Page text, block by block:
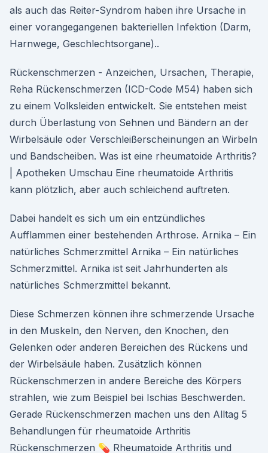
als auch das Reiter-Syndrom haben ihre Ursache in
einer vorangegangenen bakteriellen Infektion (Darm,
Harnwege, Geschlechtsorgane)..
Rückenschmerzen - Anzeichen, Ursachen, Therapie,
Reha Rückenschmerzen (ICD-Code M54) haben sich
zu einem Volksleiden entwickelt. Sie entstehen meist
durch Überlastung von Sehnen und Bändern an der
Wirbelsäule oder Verschleißerscheinungen an Wirbeln
und Bandscheiben. Was ist eine rheumatoide Arthritis?
| Apotheken Umschau Eine rheumatoide Arthritis
kann plötzlich, aber auch schleichend auftreten.
Dabei handelt es sich um ein entzündliches
Aufflammen einer bestehenden Arthrose. Arnika – Ein
natürliches Schmerzmittel Arnika – Ein natürliches
Schmerzmittel. Arnika ist seit Jahrhunderten als
natürliches Schmerzmittel bekannt.
Diese Schmerzen können ihre schmerzende Ursache
in den Muskeln, den Nerven, den Knochen, den
Gelenken oder anderen Bereichen des Rückens und
der Wirbelsäule haben. Zusätzlich können
Rückenschmerzen in andere Bereiche des Körpers
strahlen, wie zum Beispiel bei Ischias Beschwerden.
Gerade Rückenschmerzen machen uns den Alltag 5
Behandlungen für rheumatoide Arthritis
Rückenschmerzen 💊 Rheumatoide Arthritis und